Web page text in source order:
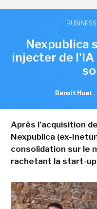
BUSINESS
Nexpublica
injecter de l'IA
Benoît Huet ,
Après l'acquisition
Nexpublica (ex-
consolidation sur le
rachetant la start-